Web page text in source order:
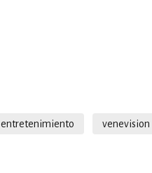
entretenimiento venevision